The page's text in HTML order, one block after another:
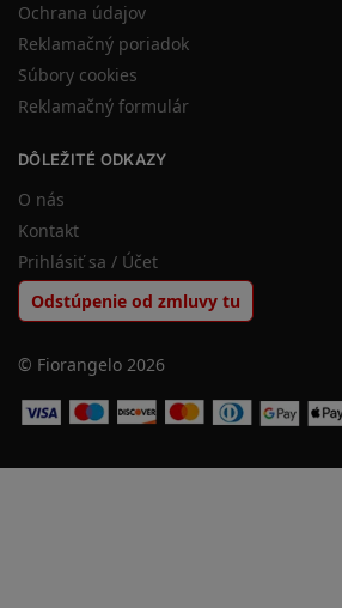
Ochrana údajov
Reklamačný poriadok
Súbory cookies
Reklamačný formulár
DÔLEŽITÉ ODKAZY
O nás
Kontakt
Prihlásiť sa / Účet
Odstúpenie od zmluvy tu
© Fiorangelo 2026